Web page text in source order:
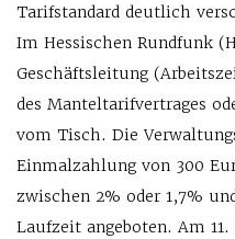
Tarifstandard deutlich
Im Hessischen Rundfunk
Geschäftsleitung
des Manteltarifvertrages
vom Tisch. Die
Einmalzahlung von 300
zwischen 2% oder 1,7%
Laufzeit angeboten. Am